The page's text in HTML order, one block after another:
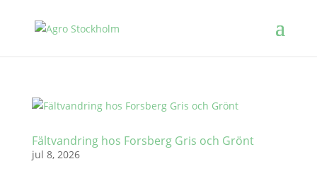
Fältvandring hos Forsberg Gris och Grönt
jul 8, 2026